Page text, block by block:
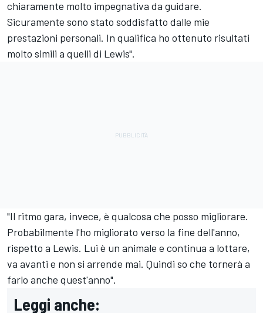
chiaramente molto impegnativa da guidare.
Sicuramente sono stato soddisfatto dalle mie
prestazioni personali. In qualifica ho ottenuto risultati
molto simili a quelli di Lewis".
"Il ritmo gara, invece, è qualcosa che posso migliorare.
Probabilmente l'ho migliorato verso la fine dell'anno,
rispetto a Lewis. Lui è un animale e continua a lottare,
va avanti e non si arrende mai. Quindi so che tornerà a
farlo anche quest'anno".
Leggi anche: